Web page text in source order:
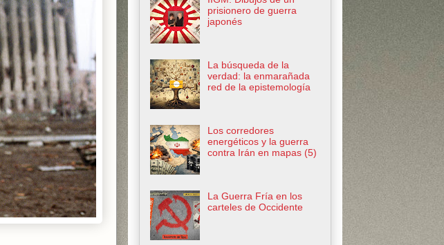
prisionero de guerra
japonés
La búsqueda de la
verdad: la enmarañada
red de la epistemología
Los corredores
energéticos y la guerra
contra Irán en mapas (5)
La Guerra Fría en los
carteles de Occidente